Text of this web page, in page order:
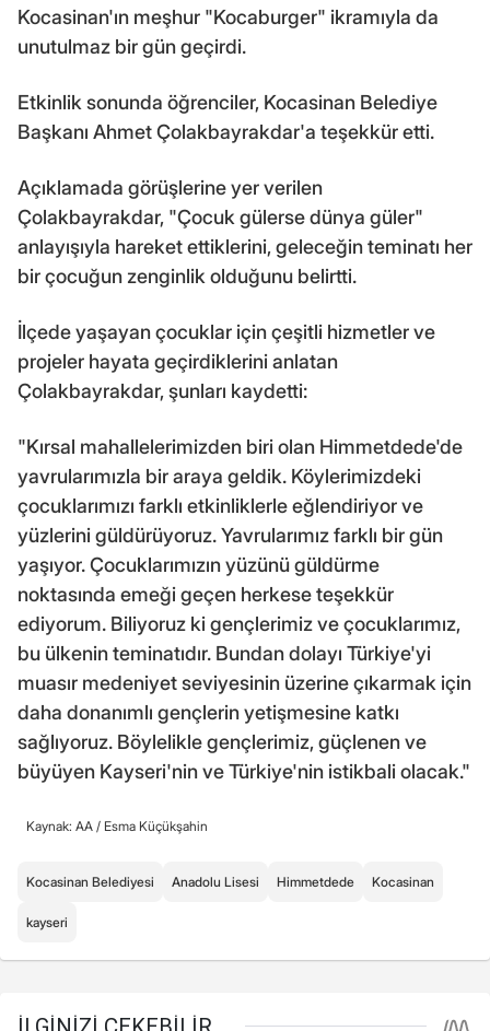
Kocasinan'ın meşhur "Kocaburger" ikramıyla da
unutulmaz bir gün geçirdi.
Etkinlik sonunda öğrenciler, Kocasinan Belediye
Başkanı Ahmet Çolakbayrakdar'a teşekkür etti.
Açıklamada görüşlerine yer verilen
Çolakbayrakdar, "Çocuk gülerse dünya güler"
anlayışıyla hareket ettiklerini, geleceğin teminatı her
bir çocuğun zenginlik olduğunu belirtti.
İlçede yaşayan çocuklar için çeşitli hizmetler ve
projeler hayata geçirdiklerini anlatan
Çolakbayrakdar, şunları kaydetti:
"Kırsal mahallelerimizden biri olan Himmetdede'de
yavrularımızla bir araya geldik. Köylerimizdeki
çocuklarımızı farklı etkinliklerle eğlendiriyor ve
yüzlerini güldürüyoruz. Yavrularımız farklı bir gün
yaşıyor. Çocuklarımızın yüzünü güldürme
noktasında emeği geçen herkese teşekkür
ediyorum. Biliyoruz ki gençlerimiz ve çocuklarımız,
bu ülkenin teminatıdır. Bundan dolayı Türkiye'yi
muasır medeniyet seviyesinin üzerine çıkarmak için
daha donanımlı gençlerin yetişmesine katkı
sağlıyoruz. Böylelikle gençlerimiz, güçlenen ve
büyüyen Kayseri'nin ve Türkiye'nin istikbali olacak."
Kaynak: AA / Esma Küçükşahin
Kocasinan Belediyesi Anadolu Lisesi Himmetdede Kocasinan
kayseri